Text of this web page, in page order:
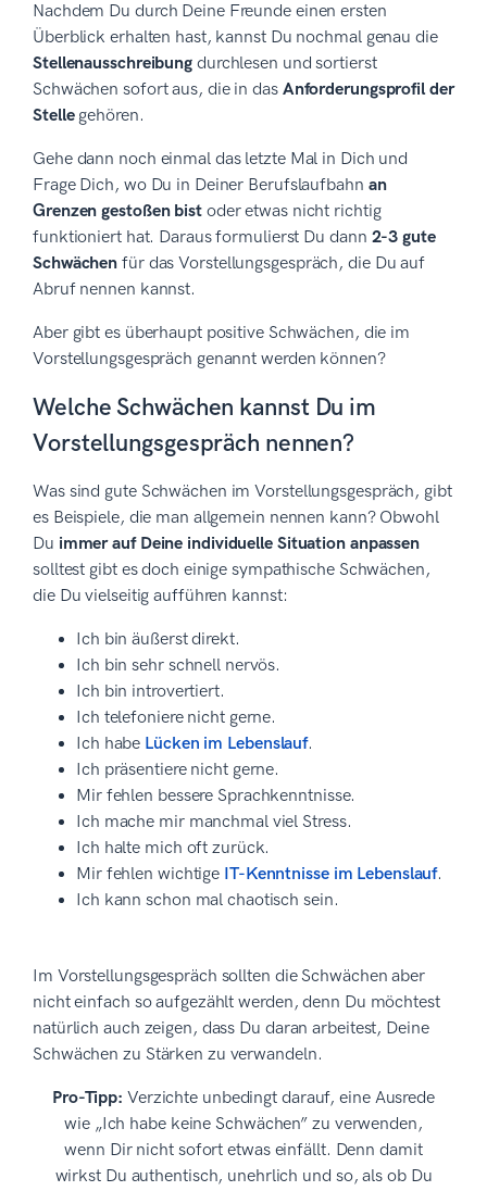
Nachdem Du durch Deine Freunde einen ersten
Überblick erhalten hast, kannst Du nochmal genau die
Stellenausschreibung durchlesen und sortierst
Schwächen sofort aus, die in das Anforderungsprofil der
Stellegehören.
Gehe dann noch einmal das letzte Mal in Dich und
Frage Dich, wo Du in Deiner Berufslaufbahn an
Grenzen gestoßen bistoder etwas nicht richtig
funktioniert hat. Daraus formulierst Du dann 2-3 gute
Schwächen für das Vorstellungsgespräch, die Du auf
Abruf nennen kannst.
Aber gibt es überhaupt positive Schwächen, die im
Vorstellungsgespräch genannt werden können?
Welche Schwächen kannst Du im
Vorstellungsgespräch nennen?
Was sind gute Schwächen im Vorstellungsgespräch, gibt
es Beispiele, die man allgemein nennen kann? Obwohl
Du immer auf Deine individuelle Situation anpassen
solltest gibt es doch einige sympathische Schwächen,
die Du vielseitig aufführen kannst:
Ich bin äußerst direkt.
Ich bin sehr schnell nervös.
Ich bin introvertiert.
Ich telefoniere nicht gerne.
Ich habe Lücken im Lebenslauf.
Ich präsentiere nicht gerne.
Mir fehlen bessere Sprachkenntnisse.
Ich mache mir manchmal viel Stress.
Ich halte mich oft zurück.
Mir fehlen wichtige IT-Kenntnisse im Lebenslauf.
Ich kann schon mal chaotisch sein.
Im Vorstellungsgespräch sollten die Schwächen aber
nicht einfach so aufgezählt werden, denn Du möchtest
natürlich auch zeigen, dass Du daran arbeitest, Deine
Schwächen zu Stärken zu verwandeln.
Pro-Tipp: Verzichte unbedingt darauf, eine Ausrede
wie „Ich habe keine Schwächen” zu verwenden,
wenn Dir nicht sofort etwas einfällt. Denn damit
wirkst Du authentisch, unehrlich und so, als ob Du